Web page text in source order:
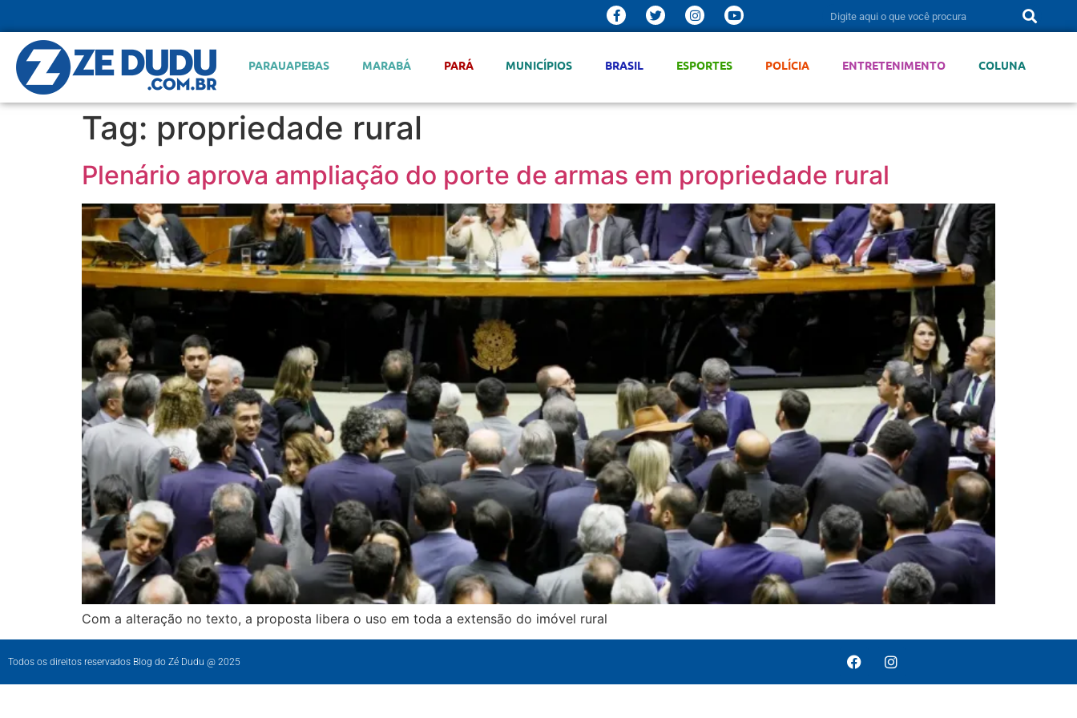
PARAUAPEBAS MARABÁ PARÁ MUNICÍPIOS BRASIL ESPORTES POLÍCIA ENTRETENIMENTO COLUNA
Tag: propriedade rural
Plenário aprova ampliação do porte de armas em propriedade rural
Com a alteração no texto, a proposta libera o uso em toda a extensão do imóvel rural
Todos os direitos reservados Blog do Zé Dudu @ 2025